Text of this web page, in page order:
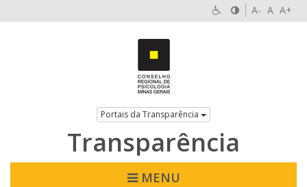
A- A A+
Portais da Transparência
Transparência
MENU